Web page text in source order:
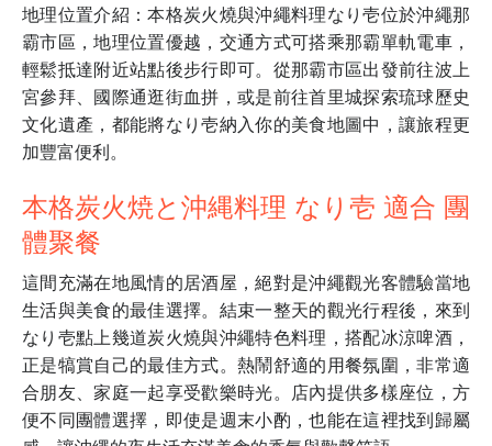
地理位置介紹：本格炭火燒與沖繩料理なり壱位於沖繩那
霸市區，地理位置優越，交通方式可搭乘那霸單軌電車，
輕鬆抵達附近站點後步行即可。從那霸市區出發前往波上
宮參拜、國際通逛街血拼，或是前往首里城探索琉球歷史
文化遺產，都能將なり壱納入你的美食地圖中，讓旅程更
加豐富便利。
本格炭火焼と沖縄料理 なり壱 適合 團
體聚餐
這間充滿在地風情的居酒屋，絕對是沖繩觀光客體驗當地
生活與美食的最佳選擇。結束一整天的觀光行程後，來到
なり壱點上幾道炭火燒與沖繩特色料理，搭配冰涼啤酒，
正是犒賞自己的最佳方式。熱鬧舒適的用餐氛圍，非常適
合朋友、家庭一起享受歡樂時光。店內提供多樣座位，方
便不同團體選擇，即使是週末小酌，也能在這裡找到歸屬